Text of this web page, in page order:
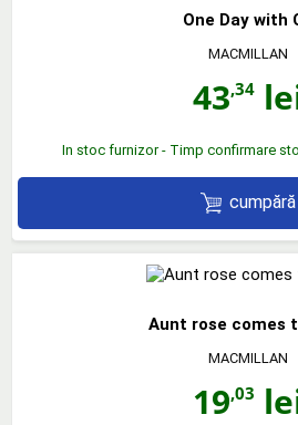
One Day with
MACMILLAN
43,34
In stoc furnizor - Timp confirmare
cumpără
Aunt rose comes
MACMILLAN
19,03